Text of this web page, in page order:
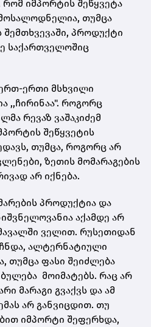
რომ იმპორტის შეწყვეტა
თუმცა
შემთხვევაში, პროდუქტი
საქართველოშიც
ერთი მსხვილი
,,ჩირინაა". როგორც
რევაზ ვაშაკიძემ
შეწყვეტის
თუმცა, როგორც არ
ზეთის მომარაგების
არ იქნება.
პროდუქტია და
აქამდე არ
ველით. რუსეთიდან
ალტერნატიული
თუმცა ფასი შეიძლება
მოიმატებს. რაც არ
მარაგი გვაქვს და ამ
არ განვიცდით. თუ
იმპორტი შეფერხდა,